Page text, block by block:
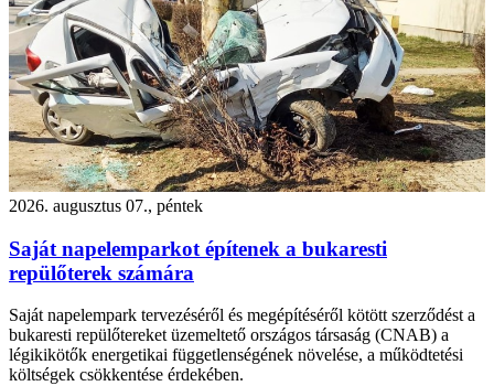
2026. augusztus 07., péntek
Saját napelemparkot építenek a bukaresti
repülőterek számára
Saját napelempark tervezéséről és megépítéséről kötött szerződést a
bukaresti repülőtereket üzemeltető országos társaság (CNAB) a
légikikötők energetikai függetlenségének növelése, a működtetési
költségek csökkentése érdekében.